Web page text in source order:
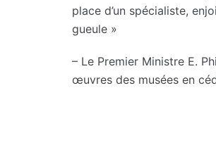
place d’un spécialiste,
gueule »
– Le Premier Ministre E.
œuvres des musées en